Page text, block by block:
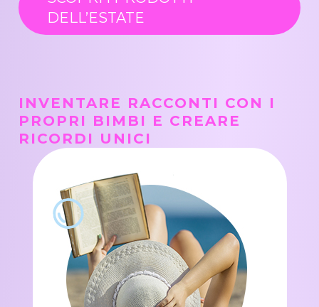
DELL’ESTATE
INVENTARE RACCONTI CON I
PROPRI BIMBI E CREARE
RICORDI UNICI